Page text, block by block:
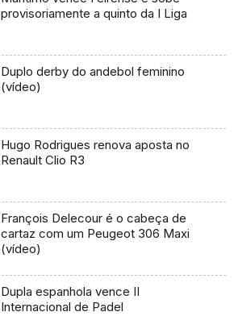
provisoriamente a quinto da I Liga
Duplo derby do andebol feminino
(vídeo)
Hugo Rodrigues renova aposta no
Renault Clio R3
François Delecour é o cabeça de
cartaz com um Peugeot 306 Maxi
(vídeo)
Dupla espanhola vence II
Internacional de Padel